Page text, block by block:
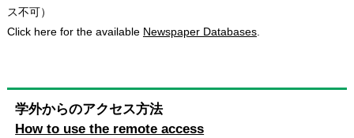
ス不可）
Click here for the available Newspaper Databases.
学外からのアクセス方法
How to use the remote access